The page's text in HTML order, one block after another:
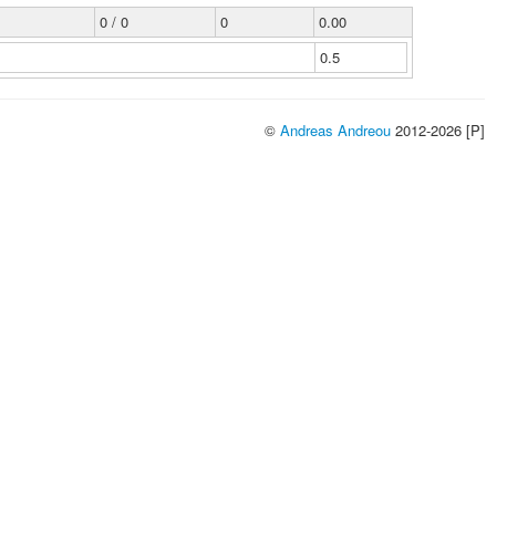
0 / 0 0
0.00
0.5
© Andreas Andreou 2012-2026 [P]